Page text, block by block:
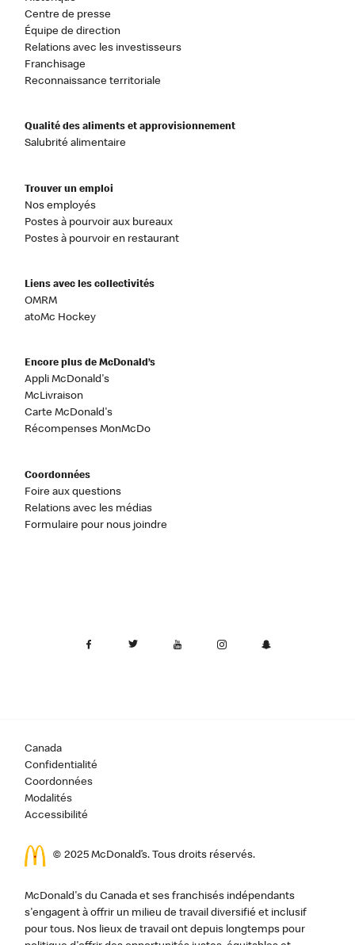
Centre de presse
Équipe de direction
Relations avec les investisseurs
Franchisage
Reconnaissance territoriale
Qualité des aliments et approvisionnement
Salubrité alimentaire
Trouver un emploi
Nos employés
Postes à pourvoir aux bureaux
Postes à pourvoir en restaurant
Liens avec les collectivités
OMRM
atoMc Hockey
Encore plus de McDonald’s
Appli McDonald's
McLivraison
Carte McDonald's
Récompenses MonMcDo
Coordonnées
Foire aux questions
Relations avec les médias
Formulaire pour nous joindre
Canada
Confidentialité
Coordonnées
Modalités
Accessibilité
© 2025 McDonald’s. Tous droits réservés.
McDonald's du Canada et ses franchisés indépendants
s'engagent à offrir un milieu de travail diversifié et inclusif
pour tous. Nos lieux de travail ont depuis longtemps pour